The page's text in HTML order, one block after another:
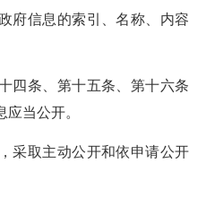
信息的索引、名称、内容
条、第十五条、第十六条
当公开。
取主动公开和依申请公开